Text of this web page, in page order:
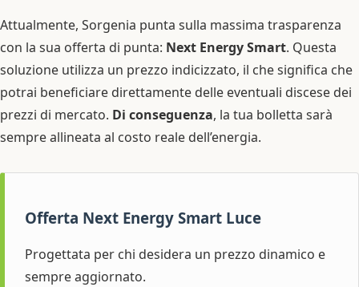
Attualmente, Sorgenia punta sulla massima trasparenza
con la sua offerta di punta: Next Energy Smart. Questa
soluzione utilizza un prezzo indicizzato, il che significa che
potrai beneficiare direttamente delle eventuali discese dei
prezzi di mercato. Di conseguenza, la tua bolletta sarà
sempre allineata al costo reale dell’energia.
Offerta Next Energy Smart Luce
Progettata per chi desidera un prezzo dinamico e
sempre aggiornato.